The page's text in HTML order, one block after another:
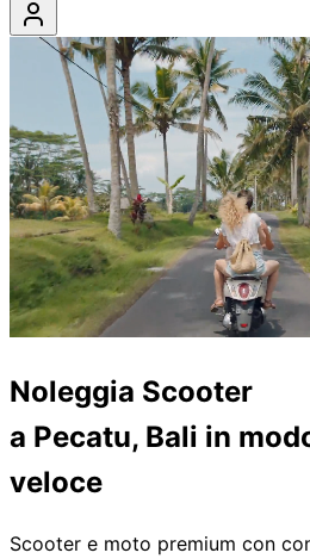
Noleggia Scooter
a Pecatu, Bali in
veloce
Scooter e moto premium con